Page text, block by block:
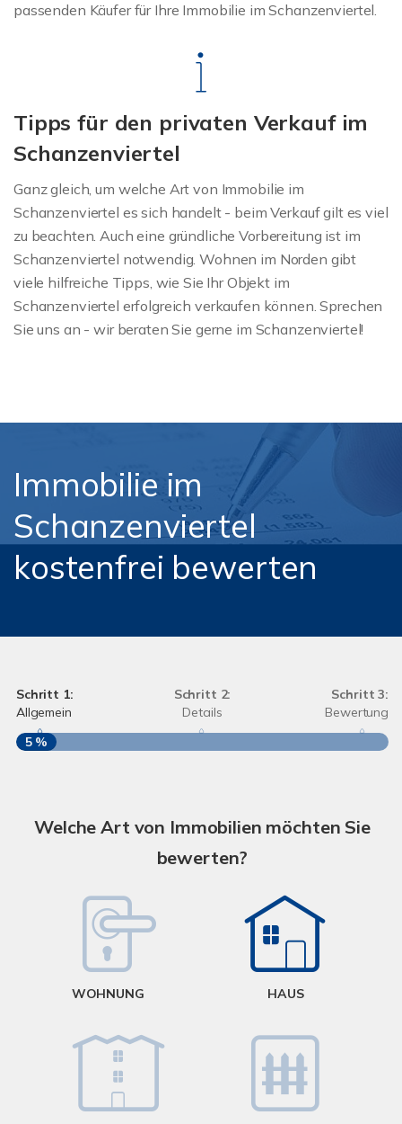
passenden Käufer für Ihre Immobilie im Schanzenviertel.
Tipps für den privaten Verkauf im
Schanzenviertel
Ganz gleich, um welche Art von Immobilie im
Schanzenviertel es sich handelt - beim Verkauf gilt es viel
zu beachten. Auch eine gründliche Vorbereitung ist im
Schanzenviertel notwendig. Wohnen im Norden gibt
viele hilfreiche Tipps, wie Sie Ihr Objekt im
Schanzenviertel erfolgreich verkaufen können. Sprechen
Sie uns an - wir beraten Sie gerne im Schanzenviertel!
Immobilie im
Schanzenviertel
kostenfrei bewerten
Schritt 1:
Allgemein
Schritt 2:
Details
Schritt 3:
Bewertung
5 %
Welche Art von Immobilien möchten Sie
bewerten?
WOHNUNG HAUS